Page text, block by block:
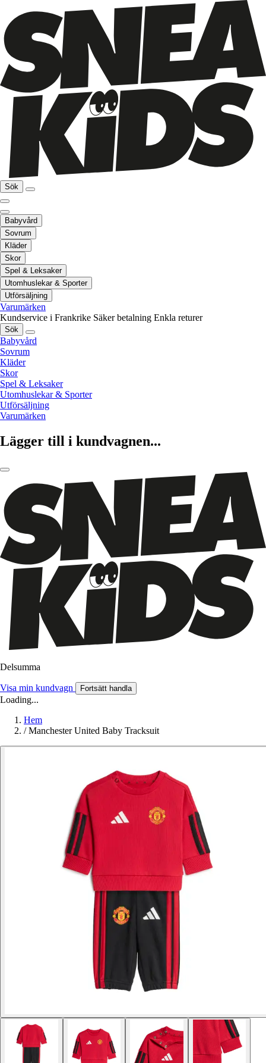
Sök
Babyvård
Sovrum
Kläder
Skor
Spel & Leksaker
Utomhuslekar & Sporter
Utförsäljning
Varumärken
Kundservice i Frankrike Säker betalning Enkla returer
Sök
Babyvård
Sovrum
Kläder
Skor
Spel & Leksaker
Utomhuslekar & Sporter
Utförsäljning
Varumärken
Lägger till i kundvagnen...
Delsumma
Visa min kundvagn Fortsätt handla
Loading...
Hem
/ Manchester United Baby Tracksuit